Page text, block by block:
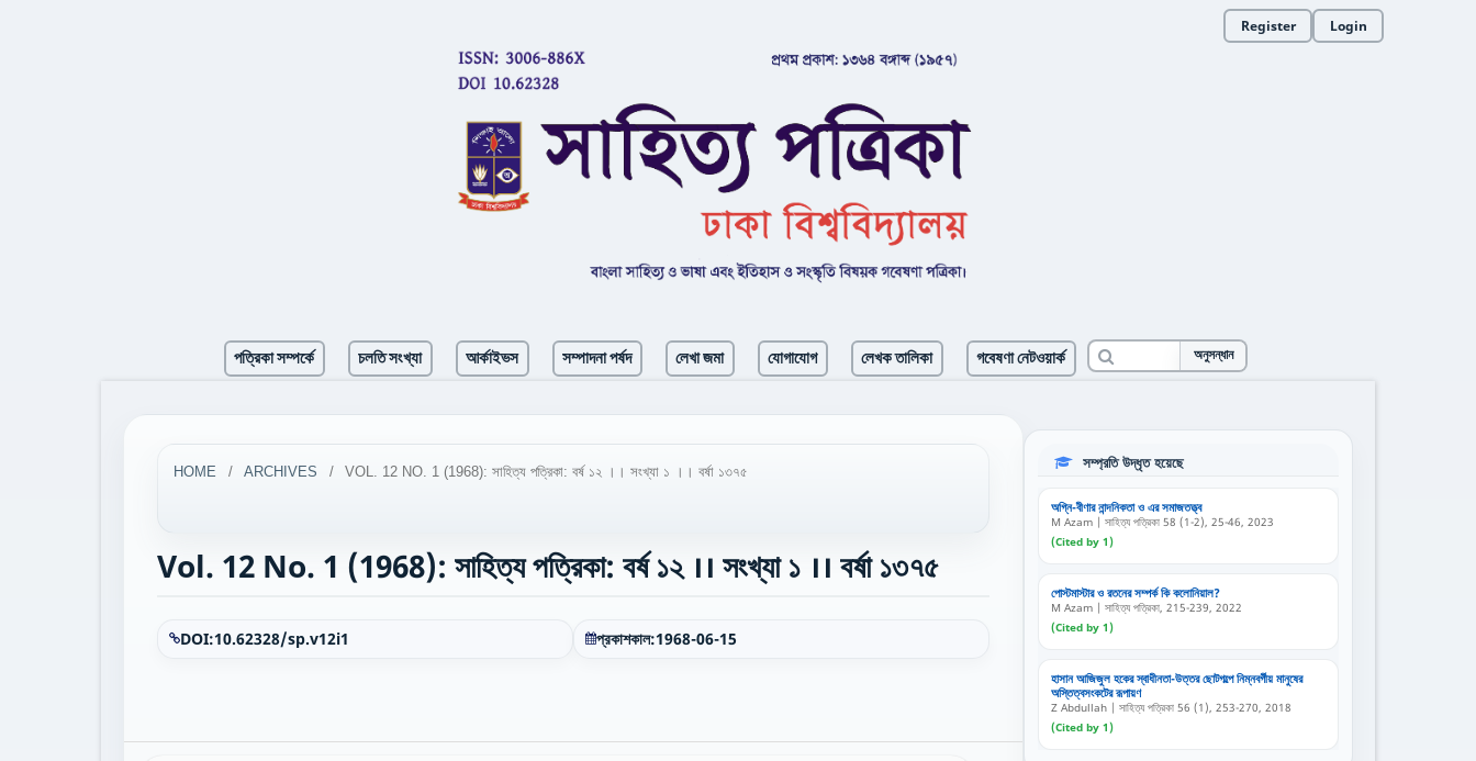
Register Login
পত্রিকা সম্পর্কে চলতি সংখ্যা আর্কাইভস সম্পাদনা পর্ষদ লেখা জমা যোগাযোগ লেখক তালিকা গবেষণা নেটওয়ার্ক অনুসন্ধান
HOME / ARCHIVES / VOL. 12 NO. 1 (1968): সাহিত্য পত্রিকা: বর্ষ ১২ ।। সংখ্যা ১ ।। বর্ষা ১৩৭৫
Vol. 12 No. 1 (1968): সাহিত্য পত্রিকা: বর্ষ ১২ ।। সংখ্যা ১ ।। বর্ষা ১৩৭৫
DOI:10.62328/sp.v12i1 প্রকাশকাল:1968-06-15
সম্প্রতি উদ্ধৃত হয়েছে
অগ্নি-বীণার নান্দনিকতা ও এর সমাজতত্ত্ব
M Azam | সাহিত্য পত্রিকা 58 (1-2), 25-46, 2023
(Cited by 1)
পোস্টমাস্টার ও রতনের সম্পর্ক কি কলোনিয়াল?
M Azam | সাহিত্য পত্রিকা, 215-239, 2022
(Cited by 1)
হাসান আজিজুল হকের স্বাধীনতা-উত্তর ছোটগল্পে নিম্নবর্গীয় মানুষের
অস্তিত্বসংকটের রূপায়ণ
Z Abdullah | সাহিত্য পত্রিকা 56 (1), 253-270, 2018
(Cited by 1)